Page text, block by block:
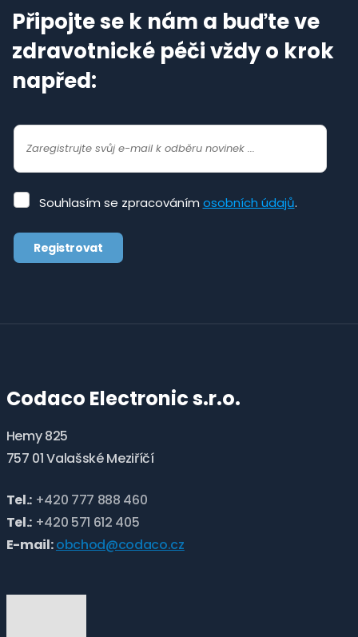
Připojte se k nám a buďte ve
zdravotnické péči vždy o krok
napřed:
Souhlasím
zpracováním
osobních
údajů.
Souhlasím se zpracováním osobních údajů.
Registrovat
Codaco Electronic s.r.o.
Hemy 825
757 01 Valašské Meziříčí
Tel.: +420 777 888 460
Tel.: +420 571 612 405
E-mail: obchod@codaco.cz